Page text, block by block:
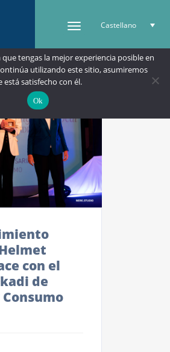
Castellano
con el
de
tengas la mejor experiencia posible en
utilizando este sitio, asumiremos
está satisfecho con él.
Ok